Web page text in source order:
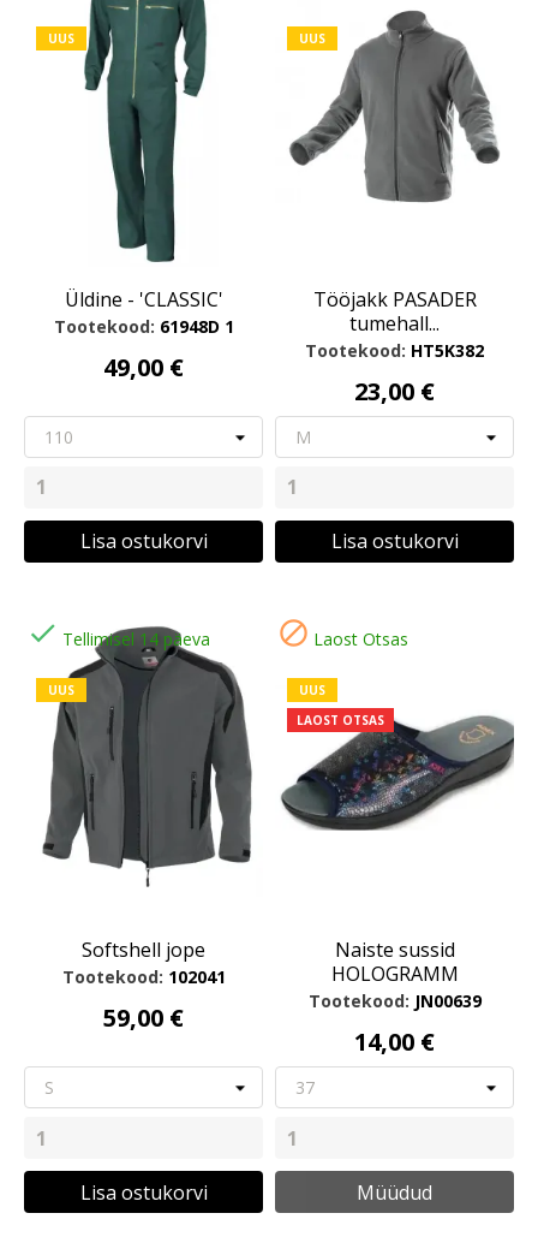
UUS
Üldine - 'CLASSIC'
Tootekood: 61948D 1
49,00 €
Lisa ostukorvi
UUS
Tööjakk PASADER
tumehall...
Tootekood: HT5K382
23,00 €
Lisa ostukorvi
 Tellimisel 14 päeva
UUS
Softshell jope
Tootekood: 102041
59,00 €
Lisa ostukorvi
 Laost Otsas
UUS
LAOST OTSAS
Naiste sussid
HOLOGRAMM
Tootekood: JN00639
14,00 €
Müüdud